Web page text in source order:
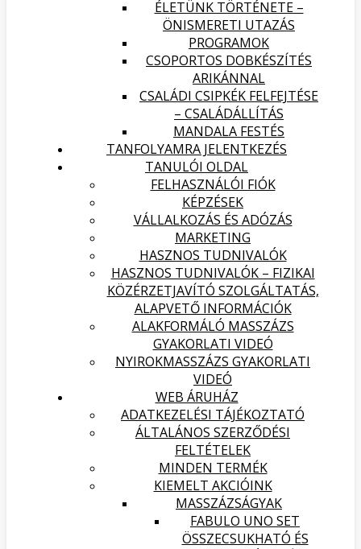
ÉLETÜNK TÖRTÉNETE –
ÖNISMERETI UTAZÁS
PROGRAMOK
CSOPORTOS DOBKÉSZÍTÉS
ARIKÁNNAL
CSALÁDI CSIPKÉK FELFEJTÉSE
– CSALÁDÁLLÍTÁS
MANDALA FESTÉS
TANFOLYAMRA JELENTKEZÉS
TANULÓI OLDAL
FELHASZNÁLÓI FIÓK
KÉPZÉSEK
VÁLLALKOZÁS ÉS ADÓZÁS
MARKETING
HASZNOS TUDNIVALÓK
HASZNOS TUDNIVALÓK – FIZIKAI
KÖZÉRZETJAVÍTÓ SZOLGÁLTATÁS,
ALAPVETŐ INFORMÁCIÓK
ALAKFORMÁLÓ MASSZÁZS
GYAKORLATI VIDEÓ
NYIROKMASSZÁZS GYAKORLATI
VIDEÓ
WEB ÁRUHÁZ
ADATKEZELÉSI TÁJÉKOZTATÓ
ÁLTALÁNOS SZERZŐDÉSI
FELTÉTELEK
MINDEN TERMÉK
KIEMELT AKCIÓINK
MASSZÁZSÁGYAK
FABULO UNO SET
ÖSSZECSUKHATÓ ÉS